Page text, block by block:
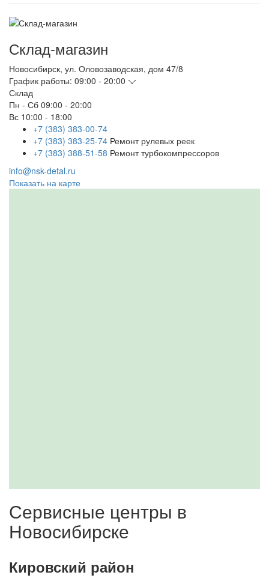
Склад-магазин
Новосибирск, ул. Оловозаводская, дом 47/8
График работы: 09:00 - 20:00
Склад
Пн - Сб 09:00 - 20:00
Вс 10:00 - 18:00
+7 (383) 383-00-74
+7 (383) 383-25-74 Ремонт рулевых реек
+7 (383) 388-51-58 Ремонт турбокомпрессоров
info@nsk-detal.ru
Показать на карте
Сервисные центры в
Новосибирске
Кировский район